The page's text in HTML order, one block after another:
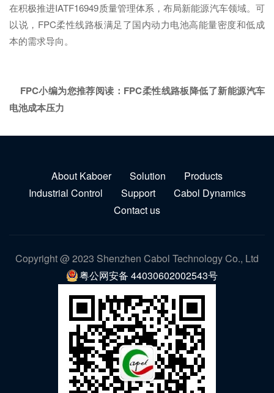
在积极推进IATF16949质量管理体系，布局新能源汽车领域。可
以说，FPC柔性线路板满足了国内动力电池高能量密度和低成
本的需求导向。
FPC小编为您推荐阅读： FPC柔性线路板降低了新能源汽车
电池成本压力
About Kaboer Solution
Products
Industrial Control
Support
Cabol Dynamics
Contact us
Copyright @ 2023 Shenzhen Cabol Technology Co., Ltd
粤公网安备 44030602002543号